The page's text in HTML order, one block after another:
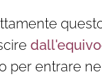
per entrare